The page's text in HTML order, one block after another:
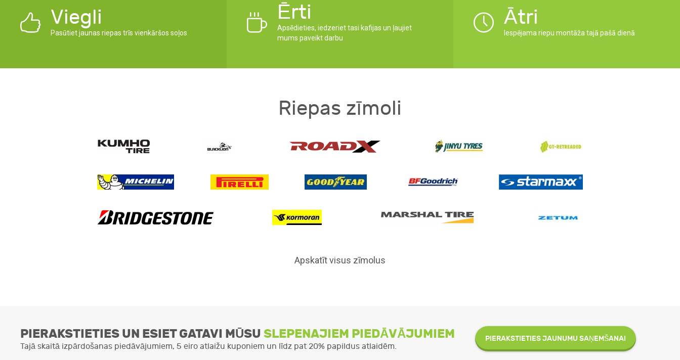
Viegli
Pasūtiet jaunas riepas trīs vienkāršos soļos
Ērti
Apsēdieties, iedzeriet tasi kafijas un ļaujiet
mums paveikt darbu
Ātri
Iespējama riepu montāža tajā pašā dienā
Riepas zīmoli
Apskatīt visus zīmolus
PIERAKSTIETIES UN ESIET GATAVI MŪSU SLEPENAJIEM PIEDĀVĀJUMIEM
Tajā skaitā izpārdošanas piedāvājumiem, 5 eiro atlaižu kuponiem un līdz pat 20% papildus atlaidēm.
PIERAKSTIETIES JAUNUMU SAŅEMŠANAI